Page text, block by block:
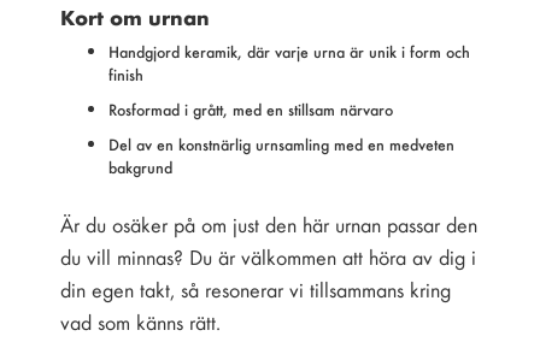
Kort om urnan
Handgjord keramik, där varje urna är unik i form och
finish
Rosformad i grått, med en stillsam närvaro
Del av en konstnärlig urnsamling med en medveten
bakgrund
Är du osäker på om just den här urnan passar den
du vill minnas? Du är välkommen att höra av dig i
din egen takt, så resonerar vi tillsammans kring
vad som känns rätt.